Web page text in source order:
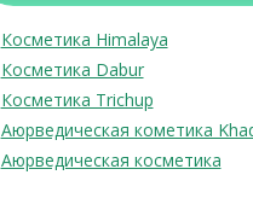
Косметика Himalaya
Косметика Dabur
Косметика Trichup
Аюрведическая кометика
Аюрведическая косметика